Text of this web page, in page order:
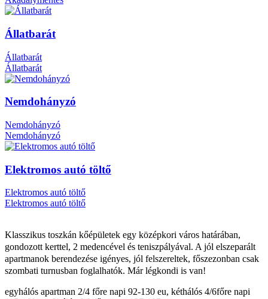
Állatbarát
Állatbarát
Állatbarát
Nemdohányzó
Nemdohányzó
Nemdohányzó
Elektromos autó töltő
Elektromos autó töltő
Elektromos autó töltő
Klasszikus toszkán kőépületek egy középkori város határában,
gondozott kerttel, 2 medencével és teniszpályával. A jól elszeparált
apartmanok berendezése igényes, jól felszereltek, főszezonban csak
szombati turnusban foglalhatók. Már légkondi is van!
egyhálós apartman 2/4 főre napi 92-130 eu, kéthálós 4/6főre napi